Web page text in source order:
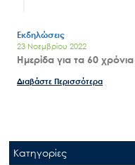
Εκδηλώσεις
23 Νοεμβρίου 2022
Ημερίδα για τα 60
Διαβάστε Περισσότερα
Κατηγορίες